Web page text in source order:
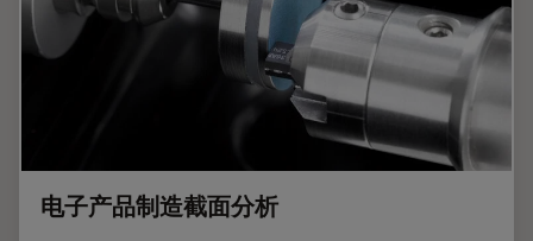
电子产品制造截面分析